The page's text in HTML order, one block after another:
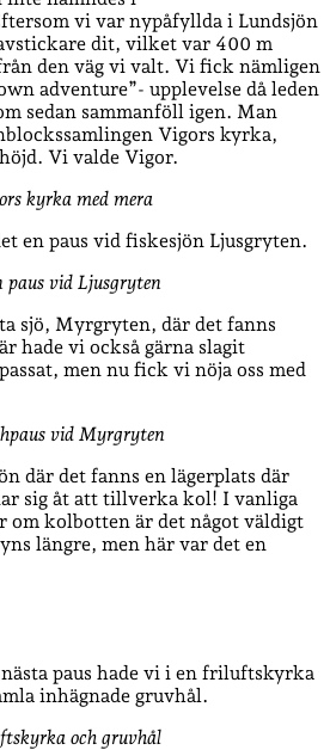
vi var nypåfyllda i Lundsjön
dit, vilket var 400 m
den väg vi valt. Vi fick nämligen
adventure”- upplevelse då leden
sedan sammanföll igen. Man
Vigors kyrka,
Vi valde Vigor.
kyrka med mera
en paus vid fiskesjön Ljusgryten.
paus vid Ljusgryten
sjö, Myrgryten, där det fanns
hade vi också gärna slagit
men nu fick vi nöja oss med
vid Myrgryten
där det fanns en lägerplats där
sig åt att tillverka kol! I vanliga
om kolbotten är det något väldigt
längre, men här var det en
paus hade vi i en friluftskyrka
inhägnade gruvhål.
och gruvhål